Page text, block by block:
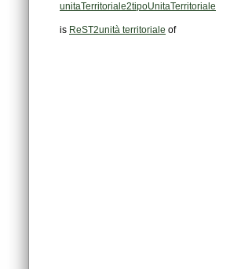
unitaTerritoriale2tipoUnitaTerritoriale
is ReST2unità territoriale of